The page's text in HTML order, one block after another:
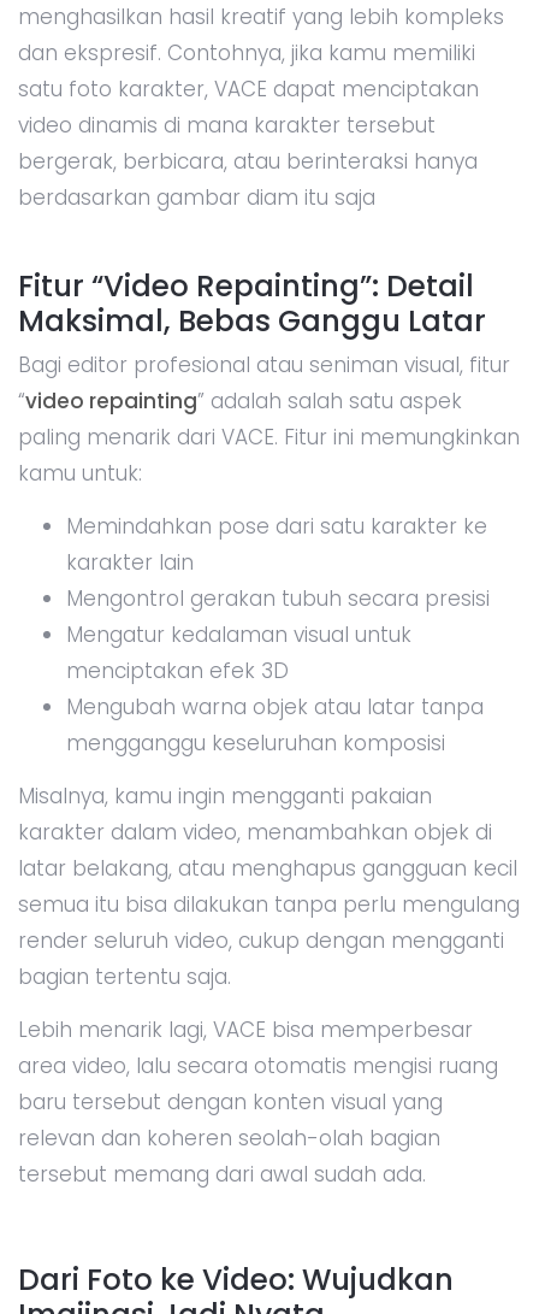
menghasilkan hasil kreatif yang lebih kompleks
dan ekspresif. Contohnya, jika kamu memiliki
satu foto karakter, VACE dapat menciptakan
video dinamis di mana karakter tersebut
bergerak, berbicara, atau berinteraksi hanya
berdasarkan gambar diam itu saja
Fitur “Video Repainting”: Detail
Maksimal, Bebas Ganggu Latar
Bagi editor profesional atau seniman visual, fitur
“video repainting” adalah salah satu aspek
paling menarik dari VACE. Fitur ini memungkinkan
kamu untuk:
Memindahkan pose dari satu karakter ke
karakter lain
Mengontrol gerakan tubuh secara presisi
Mengatur kedalaman visual untuk
menciptakan efek 3D
Mengubah warna objek atau latar tanpa
mengganggu keseluruhan komposisi
Misalnya, kamu ingin mengganti pakaian
karakter dalam video, menambahkan objek di
latar belakang, atau menghapus gangguan kecil
semua itu bisa dilakukan tanpa perlu mengulang
render seluruh video, cukup dengan mengganti
bagian tertentu saja.
Lebih menarik lagi, VACE bisa memperbesar
area video, lalu secara otomatis mengisi ruang
baru tersebut dengan konten visual yang
relevan dan koheren seolah-olah bagian
tersebut memang dari awal sudah ada.
Dari Foto ke Video: Wujudkan